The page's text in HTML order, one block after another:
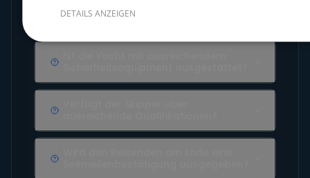
Wo übernachtet eigentlich der
Skipper?
DETAILS ANZEIGEN